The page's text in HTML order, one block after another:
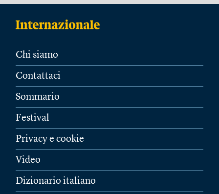
Chi siamo
Contattaci
Sommario
Festival
Privacy e cookie
Video
Dizionario italiano